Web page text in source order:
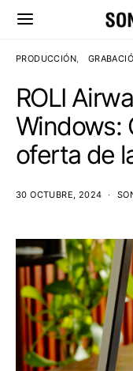
PRODUCCIÓN
ROLI
Windows:
oferta de
30 OCTUBRE, 2024